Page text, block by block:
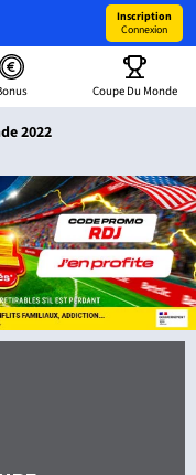
Inscription
Connexion
Coupe Du Monde
2022